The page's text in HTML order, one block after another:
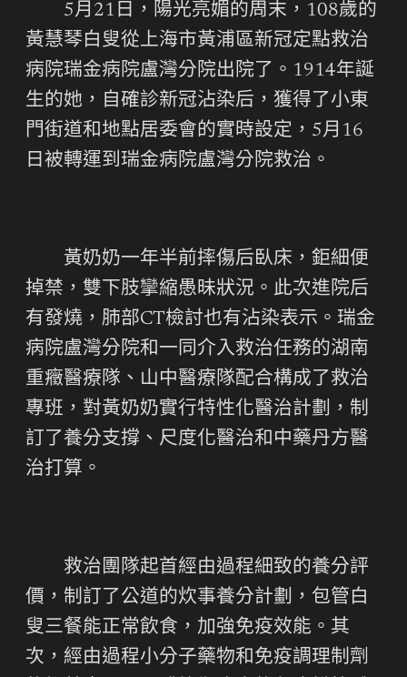
5月21日，陽光亮媚的周末，108歲的
黃慧琴白叟從上海市黃浦區新冠定點救治
病院瑞金病院盧灣分院出院了。1914年誕
生的她，自確診新冠沾染后，獲得了小東
門街道和地點居委會的實時設定，5月16
日被轉運到瑞金病院盧灣分院救治。
黃奶奶一年半前摔傷后臥床，鉅細便
掉禁，雙下肢攣縮愚昧狀況。此次進院后
有發燒，肺部CT檢討也有沾染表示。瑞金
病院盧灣分院和一同介入救治任務的湖南
重癥醫療隊、山中醫療隊配合構成了救治
專班，對黃奶奶實行特性化醫治計劃，制
訂了養分支撐、尺度化醫治和中藥丹方醫
治打算。
救治團隊起首經由過程細致的養分評
價，制訂了公道的炊事養分計劃，包管白
叟三餐能正常飲食，加強免疫效能。其
次，經由過程小分子藥物和免疫調理制劑